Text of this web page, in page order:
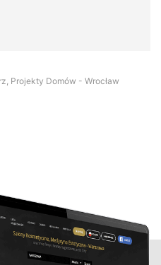
Projekty Domów - Wrocław